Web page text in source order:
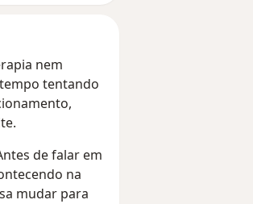
nem
tentando
de falar em
na
mudar para